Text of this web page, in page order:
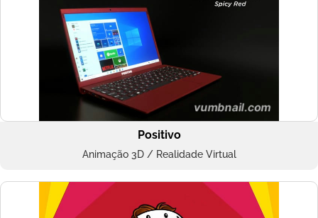
Positivo
Animação 3D / Realidade Virtual